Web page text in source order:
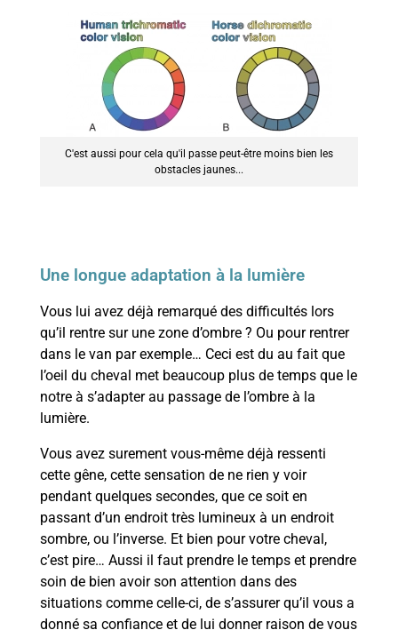
C'est aussi pour cela qu'il passe peut-être moins bien les
obstacles jaunes...
Une longue adaptation à la lumière
Vous lui avez déjà remarqué des difficultés lors
qu’il rentre sur une zone d’ombre ? Ou pour rentrer
dans le van par exemple… Ceci est du au fait que
l’oeil du cheval met beaucoup plus de temps que le
notre à s’adapter au passage de l’ombre à la
lumière.
Vous avez surement vous-même déjà ressenti
cette gêne, cette sensation de ne rien y voir
pendant quelques secondes, que ce soit en
passant d’un endroit très lumineux à un endroit
sombre, ou l’inverse. Et bien pour votre cheval,
c’est pire… Aussi il faut prendre le temps et prendre
soin de bien avoir son attention dans des
situations comme celle-ci, de s’assurer qu’il vous a
donné sa confiance et de lui donner raison de vous